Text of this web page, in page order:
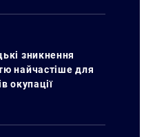
зникнення
найчастіше для
окупації